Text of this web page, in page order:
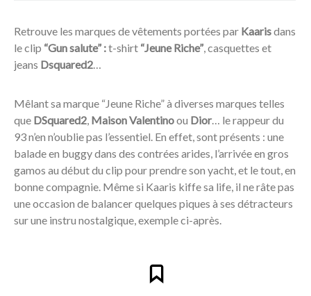
Retrouve les marques de vêtements portées par Kaarisdans
le clip “Gun salute” :t-shirt “Jeune Riche” , casquettes et
jeans Dsquared2
Mêlant sa marque “Jeune Riche” à diverses marques telles
que DSquared2 Maison Valentinoou Dior … le rappeur du
93 n’en n’oublie pas l’essentiel. En effet, sont présents : une
balade en buggy dans des contrées arides, l’arrivée en gros
gamos au début du clip pour prendre son yacht, et le tout, en
bonne compagnie. Même si Kaaris kiffe sa life, il ne râte pas
une occasion de balancer quelques piques à ses détracteurs
sur une instru nostalgique, exemple ci-après.